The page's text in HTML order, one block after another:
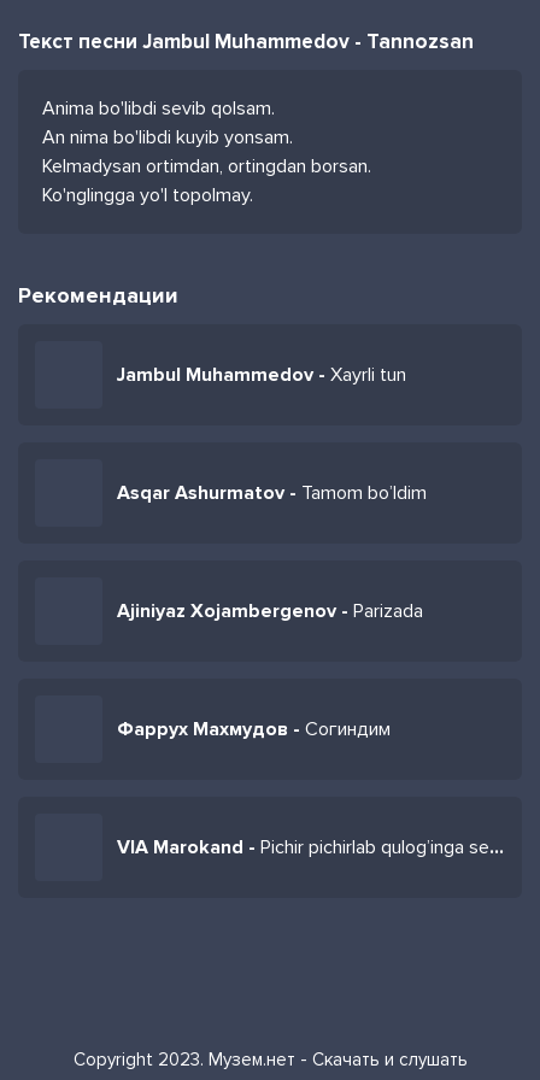
Текст песни Jambul Muhammedov - Tannozsan
Anima bo'libdi sevib qolsam.
An nima bo'libdi kuyib yonsam.
Kelmadysan ortimdan, ortingdan borsan.
Ko'nglingga yo'l topolmay.
Рекомендации
Jambul Muhammedov - Xayrli tun
Asqar Ashurmatov - Tamom bo’ldim
Ajiniyaz Xojambergenov - Parizada
Фаррух Махмудов - Согиндим
VIA Marokand - Pichir pichirlab qulog’inga sevib qoldim
Copyright 2023. Музем.нет - Скачать и слушать